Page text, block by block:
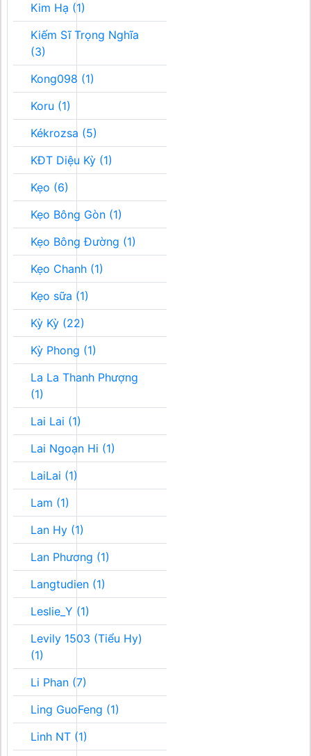
Kim Hạ (1)
Kiếm Sĩ Trọng Nghĩa
(3)
Kong098 (1)
Koru (1)
Kékrozsa (5)
KĐT Diệu Kỳ (1)
Kẹo (6)
Kẹo Bông Gòn (1)
Kẹo Bông Đường (1)
Kẹo Chanh (1)
Kẹo sữa (1)
Kỳ Kỳ (22)
Kỳ Phong (1)
La La Thanh Phượng
(1)
Lai Lai (1)
Lai Ngoạn Hi (1)
LaiLai (1)
Lam (1)
Lan Hy (1)
Lan Phương (1)
Langtudien (1)
Leslie_Y (1)
Levily 1503 (Tiểu Hy)
(1)
Li Phan (7)
Ling GuoFeng (1)
Linh NT (1)